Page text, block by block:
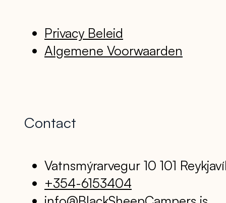
Privacy Beleid
Algemene Voorwaarden
Contact
Vatnsmýrarvegur 10 101
+354-6153404